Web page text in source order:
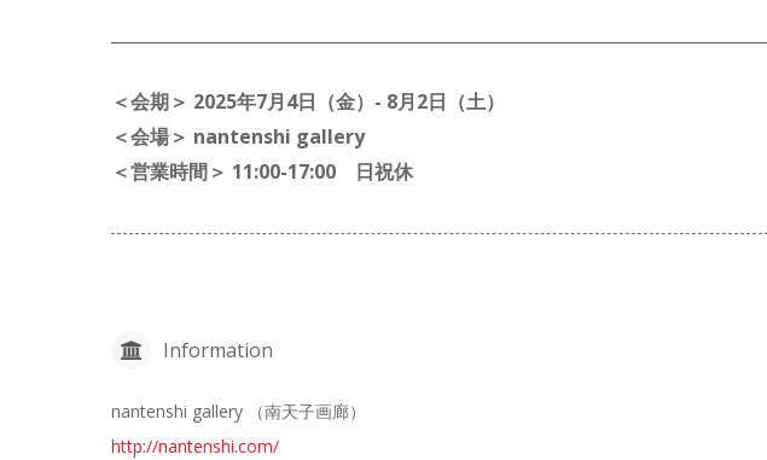
＜会期＞ 2025年7月4日（金）- 8月2日（土）
＜会場＞ nantenshi gallery
＜営業時間＞ 11:00-17:00 日祝休
Information
nantenshi gallery （南天子画廊）
http://nantenshi.com/